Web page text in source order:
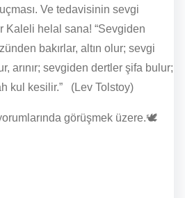
uçması. Ve tedavisinin sevgi
Kaleli helal sana! “Sevgiden
bakırlar, altın olur; sevgi
arınır; sevgiden dertler şifa bulur;
kul kesilir.” (Lev Tolstoy)
görüşmek üzere.🕊